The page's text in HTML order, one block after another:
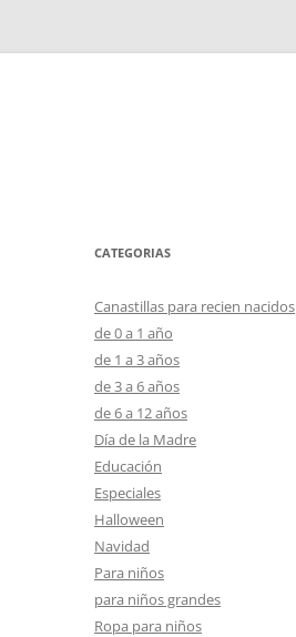
CATEGORIAS
Canastillas para recien nacidos
de 0 a 1 año
de 1 a 3 años
de 3 a 6 años
de 6 a 12 años
Día de la Madre
Educación
Especiales
Halloween
Navidad
Para niños
para niños grandes
Ropa para niños